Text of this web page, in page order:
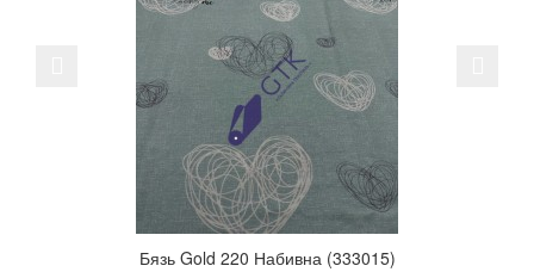
Бязь Gold 220 Набивна (333015)